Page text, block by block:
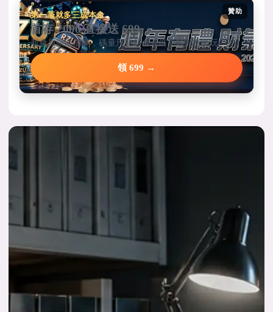
贊助
第一筆就多三成本金
首存 2000 直接送 699
新會員限定加碼，碼量只要彩金五倍，領完就能玩。
領 699 →